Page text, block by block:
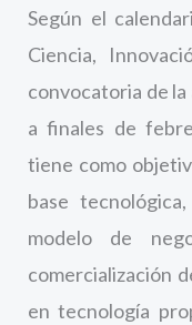
Según el
Ciencia,
convocatoria de
a finales de
tiene como
base
modelo de
comercialización
en tecnología